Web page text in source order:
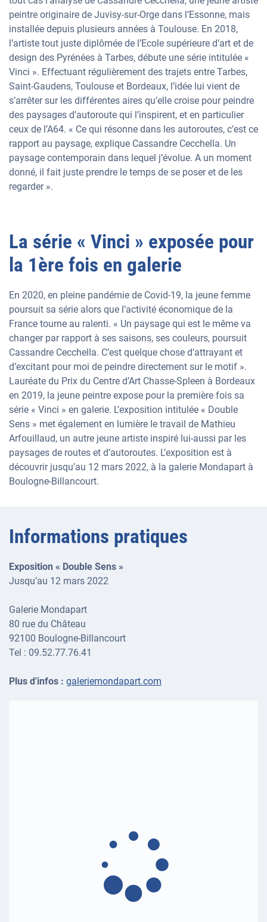
peintre originaire de Juvisy-sur-Orge dans l’Essonne, mais
installée depuis plusieurs années à Toulouse. En 2018,
l’artiste tout juste diplômée de l’Ecole supérieure d’art et de
design des Pyrénées à Tarbes, débute une série intitulée «
Vinci ». Effectuant régulièrement des trajets entre Tarbes,
Saint-Gaudens, Toulouse et Bordeaux, l’idée lui vient de
s’arrêter sur les différentes aires qu’elle croise pour peindre
des paysages d’autoroute qui l’inspirent, et en particulier
ceux de l’A64. « Ce qui résonne dans les autoroutes, c’est ce
rapport au paysage, explique Cassandre Cecchella. Un
paysage contemporain dans lequel j’évolue. A un moment
donné, il fait juste prendre le temps de se poser et de les
regarder ».
La série « Vinci » exposée pour
la 1ère fois en galerie
En 2020, en pleine pandémie de Covid-19, la jeune femme
poursuit sa série alors que l’activité économique de la
France tourne au ralenti. « Un paysage qui est le même va
changer par rapport à ses saisons, ses couleurs, poursuit
Cassandre Cecchella. C’est quelque chose d’attrayant et
d’excitant pour moi de peindre directement sur le motif ».
Lauréate du Prix du Centre d’Art Chasse-Spleen à Bordeaux
en 2019, la jeune peintre expose pour la première fois sa
série « Vinci » en galerie. L’exposition intitulée « Double
Sens » met également en lumière le travail de Mathieu
Arfouillaud, un autre jeune artiste inspiré lui-aussi par les
paysages de routes et d’autoroutes. L’exposition est à
découvrir jusqu’au 12 mars 2022, à la galerie Mondapart à
Boulogne-Billancourt.
Informations pratiques
Exposition « Double Sens »
Jusqu’au 12 mars 2022
Galerie Mondapart
80 rue du Château
92100 Boulogne-Billancourt
Tel : 09.52.77.76.41
Plus d'infos : galeriemondapart.com